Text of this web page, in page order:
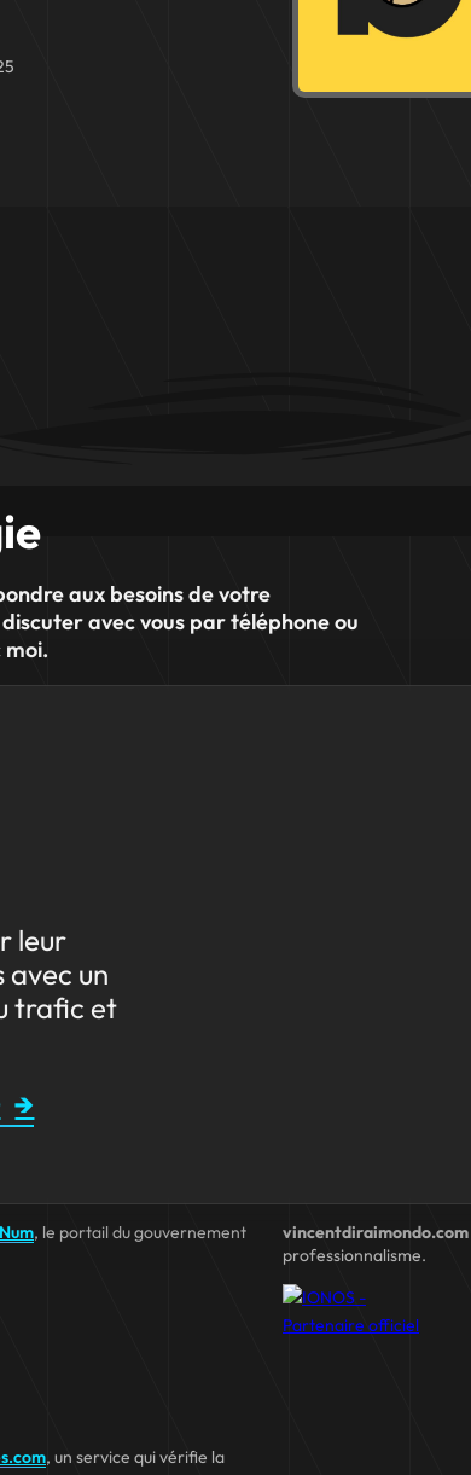
aux besoins de votre
avec vous par téléphone ou
leur
avec un
trafic et
, le portail du gouvernement
vincentdiraimondo.com
professionnalisme.
, un service qui vérifie la